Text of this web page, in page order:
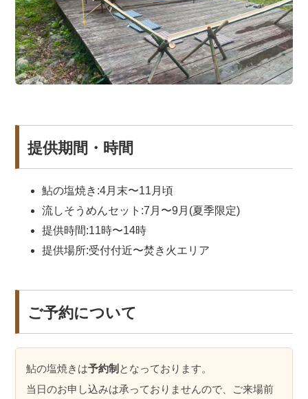
提供期間・時間
鮎の塩焼き:4月末〜11月頃
流しそうめんセット:7月〜9月(夏季限定)
提供時間:11時〜14時
提供場所:受付付近〜焚き火エリア
ご予約について
鮎の塩焼きは予約制 となっております。
当日のお申し込みは承っておりませんので、ご来場前